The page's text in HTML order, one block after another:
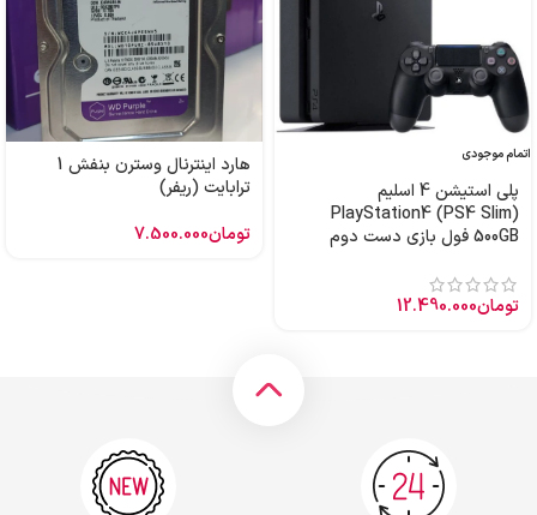
اتمام موجودی
پلی استیشن 4 اسلیم
PlayStation4 (PS4 Slim)
500GB فول بازی دست دوم
تومان12.490.000
هارد اینترنال وسترن بنفش 1
ترابایت (ریفر)
تومان7.500.000